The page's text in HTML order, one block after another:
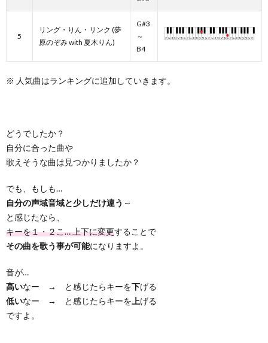
5
リング・りん・リンク (夢
原のぞみ with 夏木りん)
G#3
～
B4
※ 人気曲はランキングに追加していきます。
どうでしたか？
自分に合った曲や
歌えそうな曲は見つかりましたか？
でも、もしも…
自分の声域音域と少しだけ違う ～
と感じたなら、
キーを１・２こ… 上下に変更することで
その曲を歌う事が可能になりますよ。
音が…
高いなー → と感じたらキーを下げる
低いなー → と感じたらキーを 上げる
ですよ。